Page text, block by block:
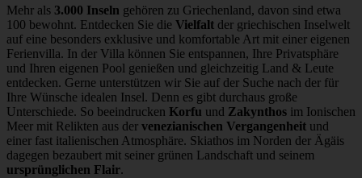
Mehr als 3.000 Inseln gehören zu Griechenland, davon sind etwa
100 bewohnt. Entdecken Sie die Vielfalt der griechischen Inselwelt
auf eine besonders exklusive und komfortable Art mit einer eigenen
Ferienvilla. In der Villa können Sie entspannen, Ihre Privatsphäre
und Ihren eigenen Pool genießen und gleichzeitig Land & Leute
entdecken. Gerne unterstützen wir Sie auf der Suche nach der für
Ihre Wünsche idealen Insel. Denn es gibt durchaus große
Unterschiede. So beeindrucken Korfu und Zakynthos im Ionischen
Meer mit Relikten aus der venezianischen Vergangenheit und
einer fast italienischen Atmosphäre. Skiathos im Norden der Ägäis
dagegen bezaubert mit seiner grünen Landschaft und seinem
ursprünglichen Flair.